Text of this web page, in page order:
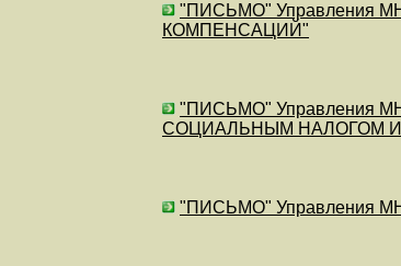
"ПИСЬМО" Управления
КОМПЕНСАЦИЙ"
"ПИСЬМО" Управления
СОЦИАЛЬНЫМ НАЛОГОМ
"ПИСЬМО" Управления